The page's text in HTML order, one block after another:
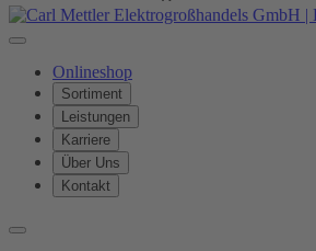
Onlineshop
Sortiment
Leistungen
Karriere
Über Uns
Kontakt